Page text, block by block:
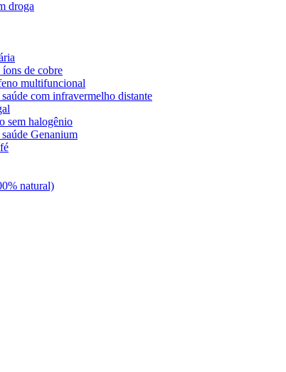
droga
de cobre
multifuncional
com infravermelho distante
sem halogênio
Genanium
natural)